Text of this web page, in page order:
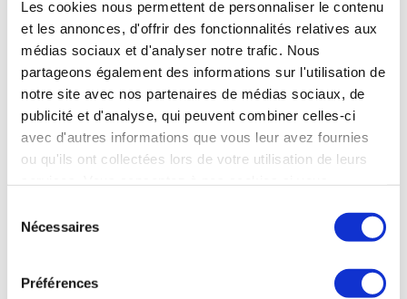
Les cookies nous permettent de personnaliser le contenu
et les annonces, d'offrir des fonctionnalités relatives aux
médias sociaux et d'analyser notre trafic. Nous
partageons également des informations sur l'utilisation de
notre site avec nos partenaires de médias sociaux, de
publicité et d'analyse, qui peuvent combiner celles-ci
avec d'autres informations que vous leur avez fournies
ou qu'ils ont collectées lors de votre utilisation de leurs
Nécessaires
Préférences